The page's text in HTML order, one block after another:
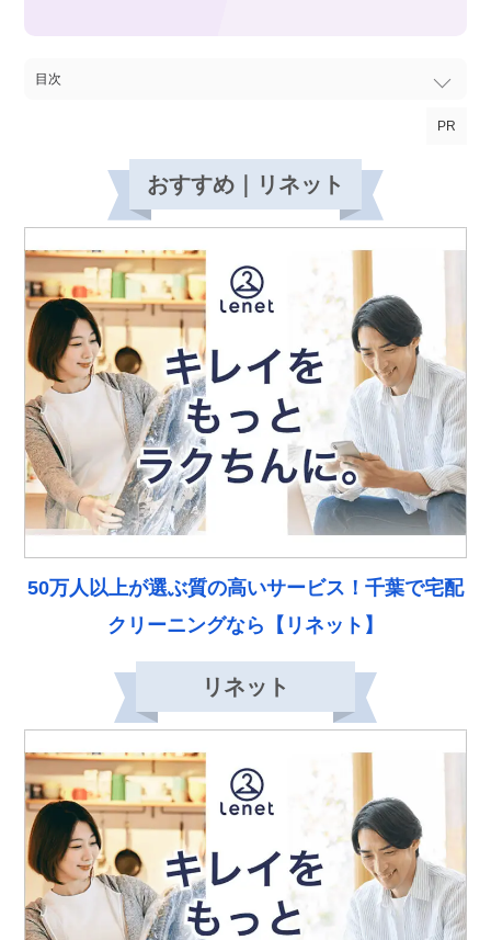
目次
PR
おすすめ｜リネット
50万人以上が選ぶ質の高いサービス！千葉で宅配
クリーニングなら【リネット】
リネット